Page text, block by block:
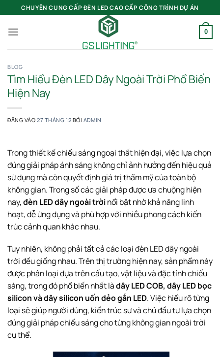
qua
nội
CHUYÊN CUNG CẤP ĐÈN LED CAO CẤP CÔNG TRÌNH DỰ ÁN
0
BLOG
Tìm Hiểu Đèn LED Dây Ngoài Trời Phổ Biến
Hiện Nay
ĐĂNG VÀO 27 THÁNG 12 BỞI ADMIN
Trong thiết kế chiếu sáng ngoại thất hiện đại, việc lựa chọn
đúng giải pháp ánh sáng không chỉ ảnh hưởng đến hiệu quả
sử dụng mà còn quyết định giá trị thẩm mỹ của toàn bộ
không gian. Trong số các giải pháp được ưa chuộng hiện
nay,đèn LED dây ngoài trờinổi bật nhờ khả năng linh
hoạt, dễ ứng dụng và phù hợp với nhiều phong cách kiến
trúc cảnh quan khác nhau.
Tuy nhiên, không phải tất cả các loại đèn LED dây ngoài
trời đều giống nhau. Trên thị trường hiện nay, sản phẩm này
được phân loại dựa trên cấu tạo, vật liệu và đặc tính chiếu
sáng, trong đó phổ biến nhất làdây LED COB, dây LED bọc
silicon và dây silicon uốn dẻo gắn LED. Việc hiểu rõ từng
loại sẽ giúp người dùng, kiến trúc sư và chủ đầu tư lựa chọn
đúng giải pháp chiếu sáng cho từng không gian ngoài trời
cụ thể.